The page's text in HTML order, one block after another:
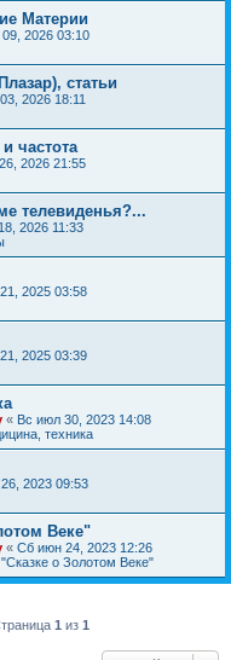
Материи
2026 03:10
статьи
2026 18:11
частота
2026 21:55
телевиденья?...
2026 11:33
2025 03:58
2025 03:39
« Вс июл 30, 2023 14:08
техника
2023 09:53
Веке"
« Сб июн 24, 2023 12:26
о Золотом Веке"
1 из 1